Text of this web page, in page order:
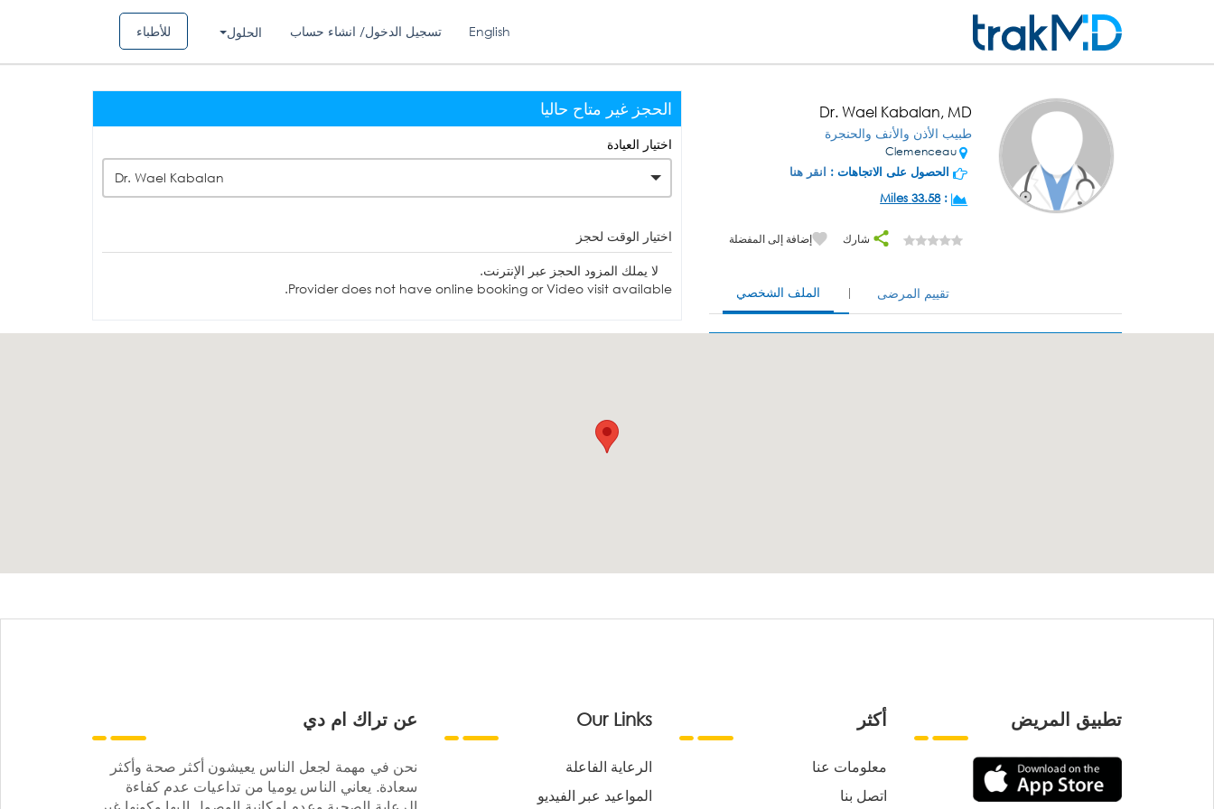
للأطباء الحلول تسجيل الدخول/ انشاء حساب English
Dr. Wael Kabalan, MD
طبيب الأذن والأنف والحنجرة
Clemenceau
الحصول على الاتجاهات : انقر هنا
:
33.58 Miles
شارك إضافة إلى المفضلة
الملف الشخصي تقييم المرضى
الحجز غير متاح حاليا
اختيار العيادة
Dr. Wael Kabalan
اختيار الوقت لحجز
لا يملك المزود الحجز عبر الإنترنت.
Provider does not have online booking or Video visit available.
عن تراك ام دي
نحن في مهمة لجعل الناس يعيشون أكثر صحة وأكثر
سعادة. يعاني الناس يوميا من تداعيات عدم كفاءة
Our Links
الرعاية الفاعلة
المواعيد عبر الفيديو
أكثر
معلومات عنا
اتصل بنا
تطبيق المريض